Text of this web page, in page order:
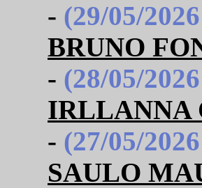
- (29/05/
BRUNO
- (28/05/
IRLLANNA
- (27/05/
SAULO